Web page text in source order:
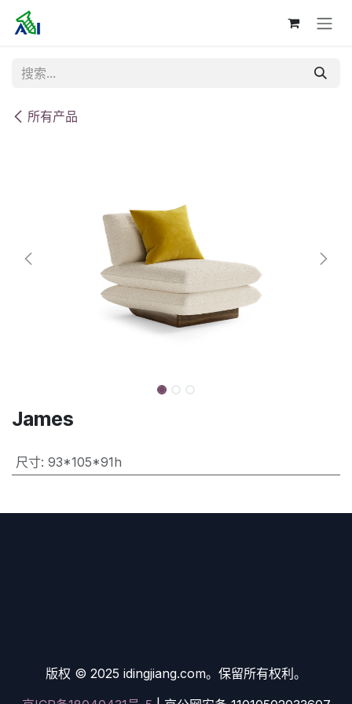
跳至内容
所有产品
James
尺寸: 93*105*91h
版权 © 2025 idingjiang.com。保留所有权利。